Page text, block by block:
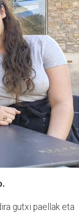
gutxi paellak eta